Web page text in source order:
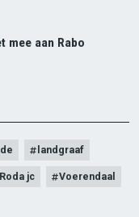
mee aan Rabo
landgraaf
Roda jc Voerendaal